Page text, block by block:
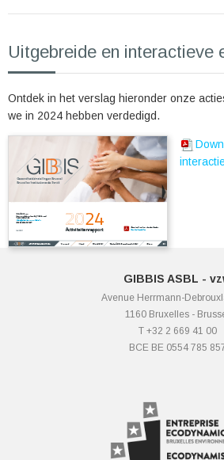
Uitgebreide en interactieve
Ontdek in het verslag hieronder onze
we in 2024 hebben verdedigd.
GIBBIS ASBL -
Avenue Herrmann-
1160 Bruxelles -
T +32 2 669 41 00
BCE BE 0554 785